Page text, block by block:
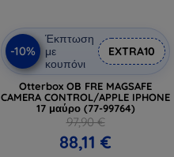
-10%
Έκπτωση
με
κουπόνι
EXTRA10
Otterbox OB FRE MAGSAFE
CAMERA CONTROL/APPLE IPHONE
17 μαύρο (77-99764)
97,90 €
88,11 €